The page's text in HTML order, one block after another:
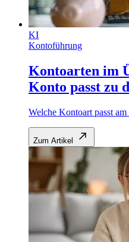
KI
Kontoführung
Kontoarten im
Konto passt zu
Welche Kontoart passt
Zum Artikel